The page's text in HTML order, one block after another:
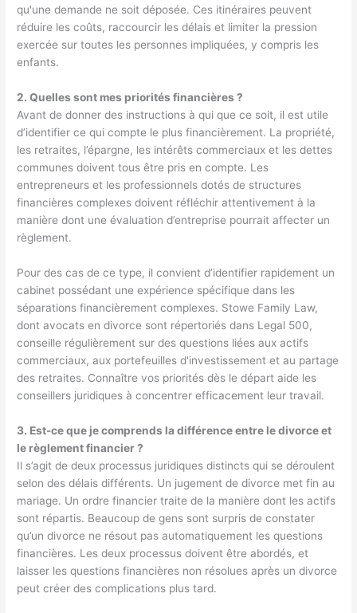
qu'une demande ne soit déposée. Ces itinéraires peuvent
réduire les coûts, raccourcir les délais et limiter la pression
exercée sur toutes les personnes impliquées, y compris les
enfants.
2. Quelles sont mes priorités financières ?
Avant de donner des instructions à qui que ce soit, il est utile
d’identifier ce qui compte le plus financièrement. La propriété,
les retraites, l’épargne, les intérêts commerciaux et les dettes
communes doivent tous être pris en compte. Les
entrepreneurs et les professionnels dotés de structures
financières complexes doivent réfléchir attentivement à la
manière dont une évaluation d’entreprise pourrait affecter un
règlement.
Pour des cas de ce type, il convient d’identifier rapidement un
cabinet possédant une expérience spécifique dans les
séparations financièrement complexes. Stowe Family Law,
dont avocats en divorce sont répertoriés dans Legal 500,
conseille régulièrement sur des questions liées aux actifs
commerciaux, aux portefeuilles d'investissement et au partage
des retraites. Connaître vos priorités dès le départ aide les
conseillers juridiques à concentrer efficacement leur travail.
3. Est-ce que je comprends la différence entre le divorce et
le règlement financier ?
Il s’agit de deux processus juridiques distincts qui se déroulent
selon des délais différents. Un jugement de divorce met fin au
mariage. Un ordre financier traite de la manière dont les actifs
sont répartis. Beaucoup de gens sont surpris de constater
qu’un divorce ne résout pas automatiquement les questions
financières. Les deux processus doivent être abordés, et
laisser les questions financières non résolues après un divorce
peut créer des complications plus tard.